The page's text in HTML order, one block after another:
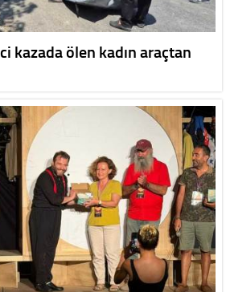
kazada ölen kadın araçtan